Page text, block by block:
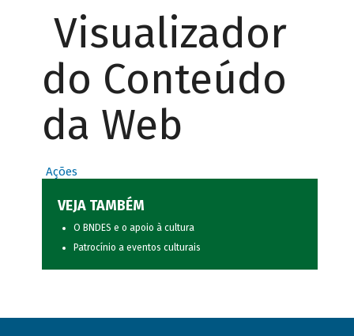
Visualizador
do Conteúdo
da Web
Ações
VEJA TAMBÉM
O BNDES e o apoio à cultura
Patrocínio a eventos culturais